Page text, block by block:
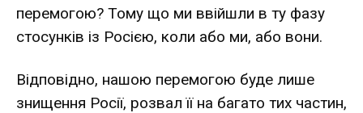
перемогою? Тому що ми ввійшли в ту фазу
стосунків із Росією, коли або ми, або вони.
Відповідно, нашою перемогою буде лише
знищення Росії, розвал її на багато тих частин,